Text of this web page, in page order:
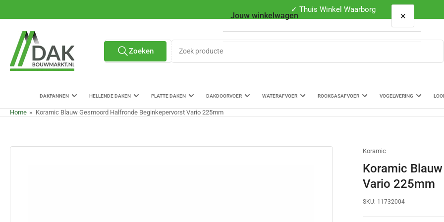
naar
content
✓ Thuis Winkel Waarborg
Alle verkopers
Zoek
productenZoeken
DAKPANNEN HELLENDE DAKEN PLATTE DAKEN DAKDOORVOER WATERAFVOER ROOKGASAFVOER VOGELWERING
Home » Koramic Blauw Gesmoord Halfronde Beginkepervorst Vario 225mm
Koramic
Koramic
Vario 225mm
SKU: 11732004
Jouw winkelwagen ×